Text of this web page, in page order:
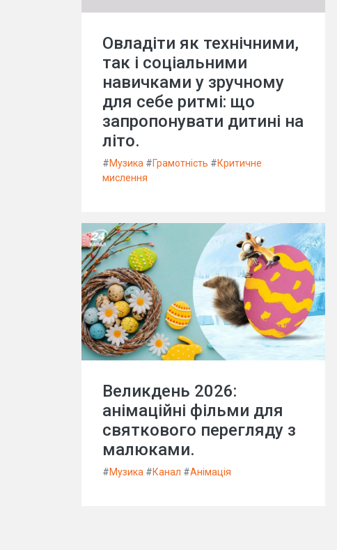
Овладіти як технічними,
так і соціальними
навичками у зручному
для себе ритмі: що
запропонувати дитині на
літо.
#Музика #Грамотність #Критичне
мислення
Великдень 2026:
анімаційні фільми для
святкового перегляду з
малюками.
#Музика #Канал #Анімація